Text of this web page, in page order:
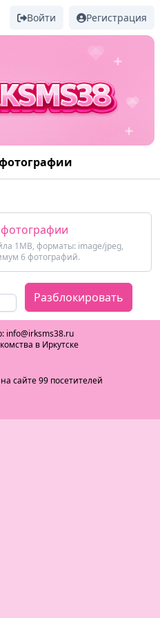
Войти Регистрация
фотографии
1MB, форматы: image/jpeg,
6 фотографий.
Разблокировать
info@irksms38.ru
в Иркутске
сайте 99 посетителей